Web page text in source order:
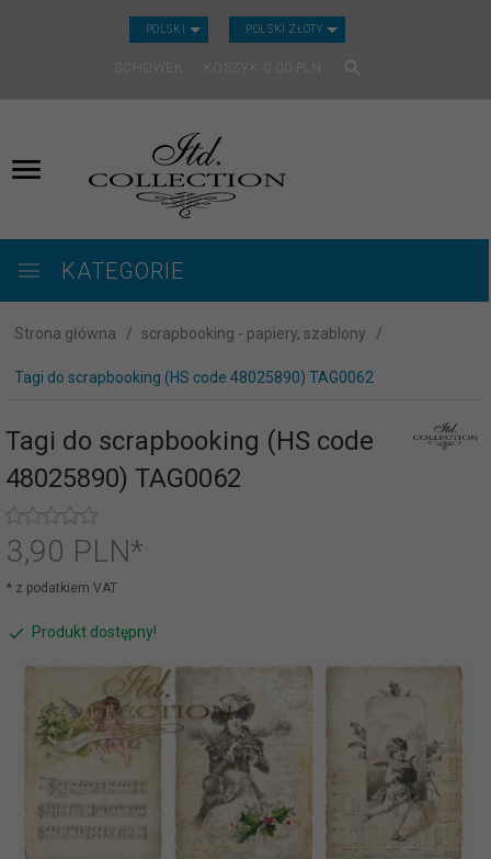
POLSKI CURRENCY_H
POLSKI ZŁOTY
SCHOWEK KOSZYK
KATEGORIE
Strona główna scrapbooking - papiery, szablony
Tagi do scrapbooking (HS code 48025890) TAG0062
Tagi do scrapbooking (HS code
48025890) TAG0062
3,90 PLN*
* z podatkiem VAT
Produkt dostępny!